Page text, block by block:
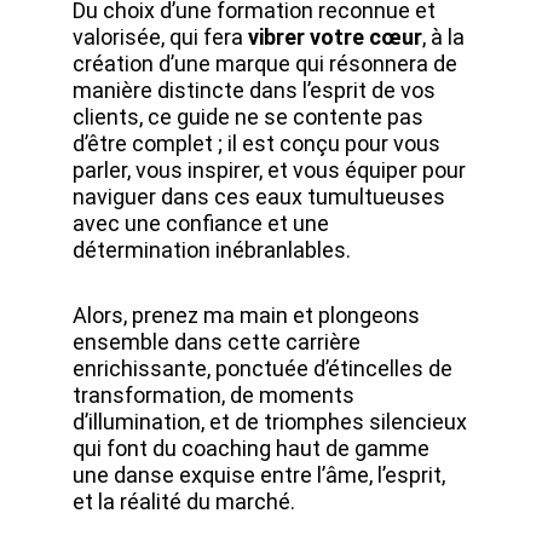
Du choix d’une formation reconnue et
valorisée, qui fera vibrer votre cœur, à la
création d’une marque qui résonnera de
manière distincte dans l’esprit de vos
clients, ce guide ne se contente pas
d’être complet ; il est conçu pour vous
parler, vous inspirer, et vous équiper pour
naviguer dans ces eaux tumultueuses
avec une confiance et une
détermination inébranlables.
Alors, prenez ma main et plongeons
ensemble dans cette carrière
enrichissante, ponctuée d’étincelles de
transformation, de moments
d’illumination, et de triomphes silencieux
qui font du coaching haut de gamme
une danse exquise entre l’âme, l’esprit,
et la réalité du marché.